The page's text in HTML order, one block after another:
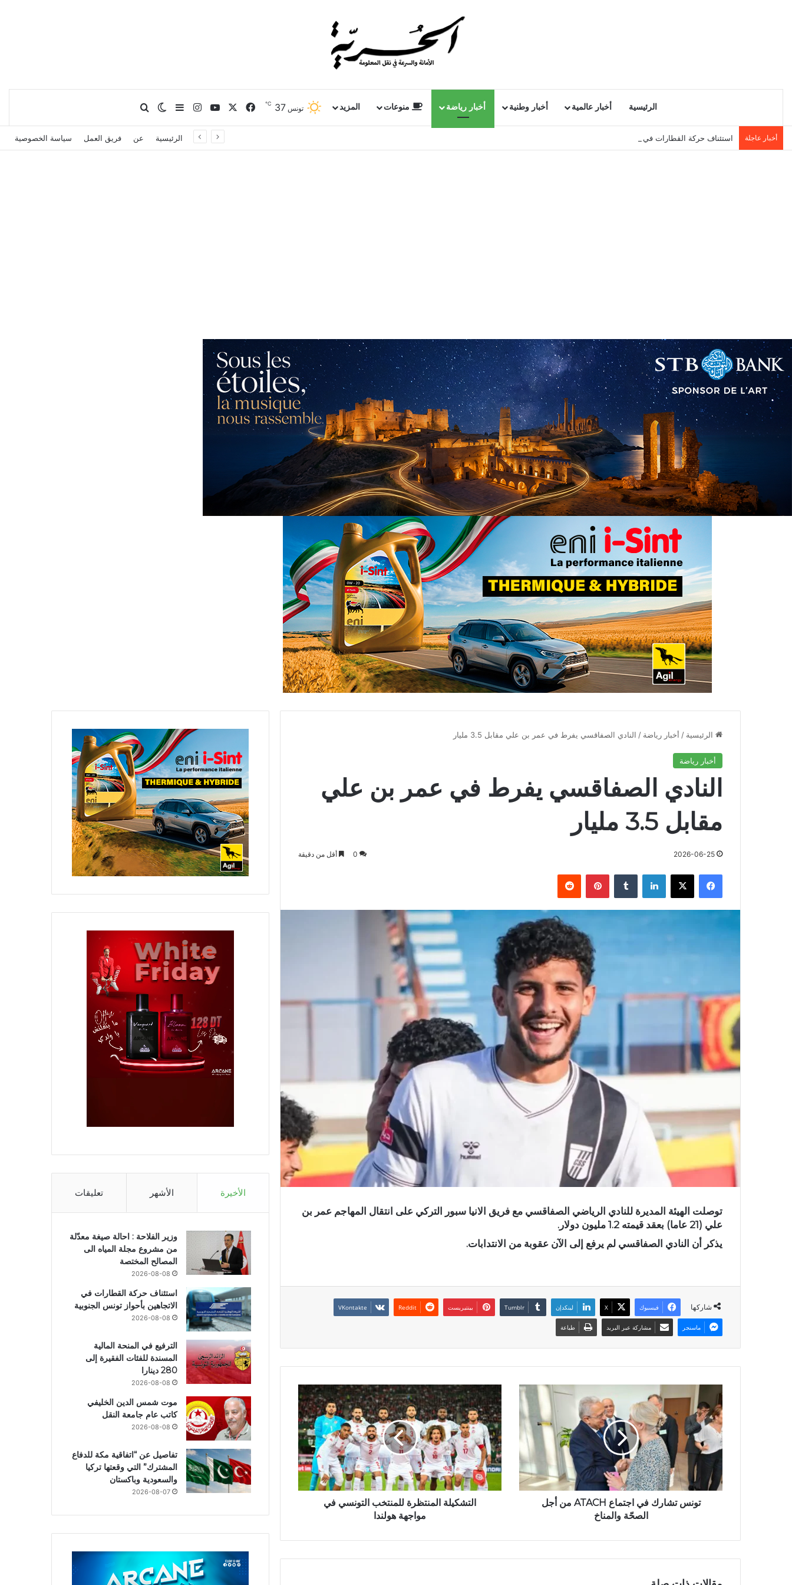
الرئيسية أخبار عالمية أخبار وطنية أخبار رياضة منوعات المزيد تونس 37
℃ فيسبوك يوتيوبانستقرامإضافة عمود جانبي
الوضع المظلم
بحث عن
أخبار عاجلة استئناف حركة القطارات في الاتجاهين بأحواز تونس الجنوبية الرئيسية عن فريق العمل سياسة الخصوصية
الرئيسية / أخبار رياضة / النادي الصفاقسي يفرط في عمر بن علي مقابل 3.5 مليار
أخبار رياضة
النادي الصفاقسي يفرط في عمر بن علي
مقابل 3.5 مليار
2026-06-25
0 أقل من دقيقة
فيسبوك X لينكدإن بينتيريست
توصلت الهيئة المديرة للنادي الرياضي الصفاقسي مع فريق الانيا سبور التركي على انتقال المهاجم عمر بن
علي (21 عاما) بعقد قيمته 1.2 مليون دولار.
يذكر أن النادي الصفاقسي لم يرفع إلى الآن عقوبة من الانتدابات.
شاركها فيسبوك X لينكدإن بينتيريست
ماسنجر مشاركة عبر البريد طباعة
تونس تشارك في اجتماع ATACH من أجل
الصحّة والمناخ
التشكيلة المنتظرة للمنتخب التونسي في
مواجهة هولندا
الأخيرة الأشهر تعليقات
وزير الفلاحة : احالة صيغة معدّلة
من مشروع مجلة المياه الى
المصالح المختصة
2026-08-08
استئناف حركة القطارات في
الاتجاهين بأحواز تونس الجنوبية
2026-08-08
الترفيع في المنحة المالية
المسندة للفئات الفقيرة إلى
280 دينارا
2026-08-08
موت شمس الدين الخليفي
كاتب عام جامعة النقل
2026-08-08
تفاصيل عن “اتفاقية مكة للدفاع
المشترك” التي وقعتها تركيا
والسعودية وباكستان
2026-08-07